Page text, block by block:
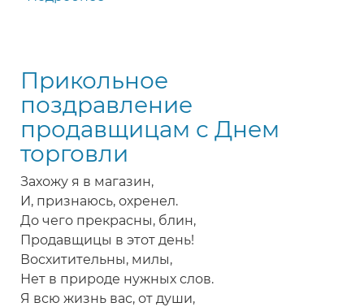
Днем
торговли
Прикольное
поздравление
продавщицам с Днем
торговли
Захожу я в магазин,
И, признаюсь, охренел.
До чего прекрасны, блин,
Продавщицы в этот день!
Восхитительны, милы,
Нет в природе нужных слов.
Я всю жизнь вас, от души,